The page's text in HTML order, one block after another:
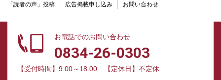
「読者の声」投稿 広告掲載申し込み お問い合わせ
お電話でのお問い合わせ
0834-26-0303
【受付時間】9:00～18:00 【定休日】不定休